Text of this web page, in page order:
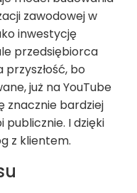
zawodowej w
inwestycję
przedsiębiorca
bo
już na YouTube
znacznie bardziej
I dzięki
z klientem.